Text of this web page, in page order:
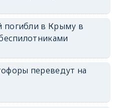
в Крыму в
переведут на